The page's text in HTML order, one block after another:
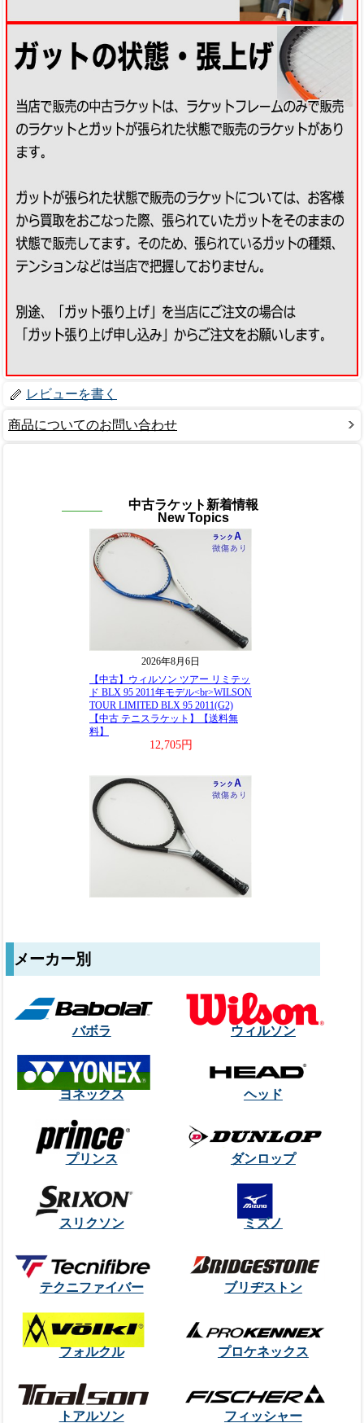
レビューを書く
商品についてのお問い合わせ
中古ラケット新着情報
New Topics
メーカー別
バボラ ウィルソン
ヨネックス ヘッド
プリンス ダンロップ
スリクソン ミズノ
テクニファイバー ブリヂストン
フォルクル プロケネックス
トアルソン フィッシャー